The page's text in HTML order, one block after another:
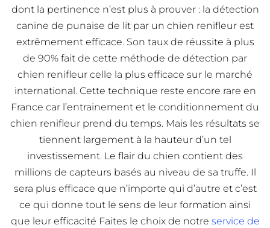
dont la pertinence n’est plus à prouver : la détection
canine de punaise de lit par un chien renifleur est
extrêmement efficace. Son taux de réussite à plus
de 90% fait de cette méthode de détection par
chien renifleur celle la plus efficace sur le marché
international. Cette technique reste encore rare en
France car l’entrainement et le conditionnement du
chien renifleur prend du temps. Mais les résultats se
tiennent largement à la hauteur d’un tel
investissement. Le flair du chien contient des
millions de capteurs basés au niveau de sa truffe. Il
sera plus efficace que n’importe qui d’autre et c’est
ce qui donne tout le sens de leur formation ainsi
que leur efficacité Faites le choix de notre service de